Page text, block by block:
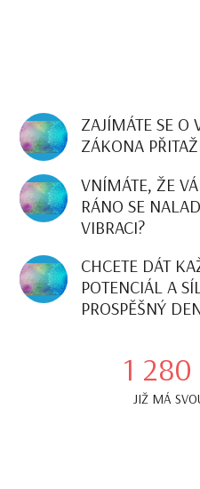
ZAJÍMÁTE SE O
ZÁKONA
VNÍMÁTE, ŽE
RÁNO SE
VIBRACI?
CHCETE DÁT
POTENCIÁL A
PROSPĚŠNÝ
1 280
JIŽ MÁ